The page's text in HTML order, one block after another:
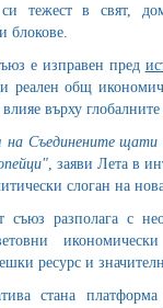
си тежест в свят,
блокове.
е изправен пред
реален общ
върху
на Съединените щати
, заяви Лета в
слоган на
съюз разполага с
ресурс и
стана